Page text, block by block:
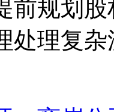
前规划
处理复